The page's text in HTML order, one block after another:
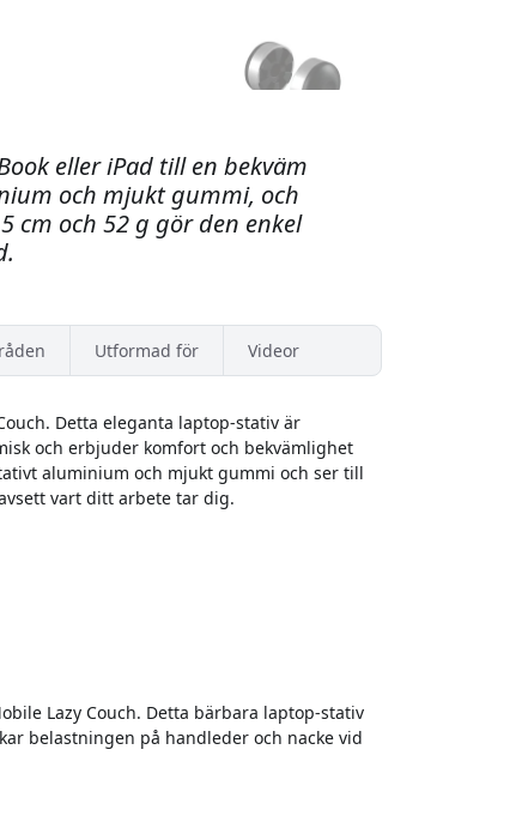
eller iPad till en bekväm
och mjukt gummi, och
cm och 52 g gör den enkel
Utformad för Videor
Detta eleganta laptop-stativ är
och erbjuder komfort och bekvämlighet
aluminium och mjukt gummi och ser till
vart ditt arbete tar dig.
Lazy Couch. Detta bärbara laptop-stativ
belastningen på handleder och nacke vid